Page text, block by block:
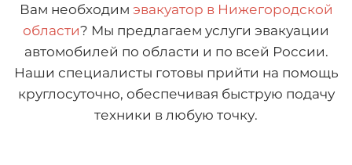
Вам необходим эвакуатор в Нижегородской
области? Мы предлагаем услуги эвакуации
автомобилей по области и по всей России.
Наши специалисты готовы прийти на помощь
круглосуточно, обеспечивая быструю подачу
техники в любую точку.